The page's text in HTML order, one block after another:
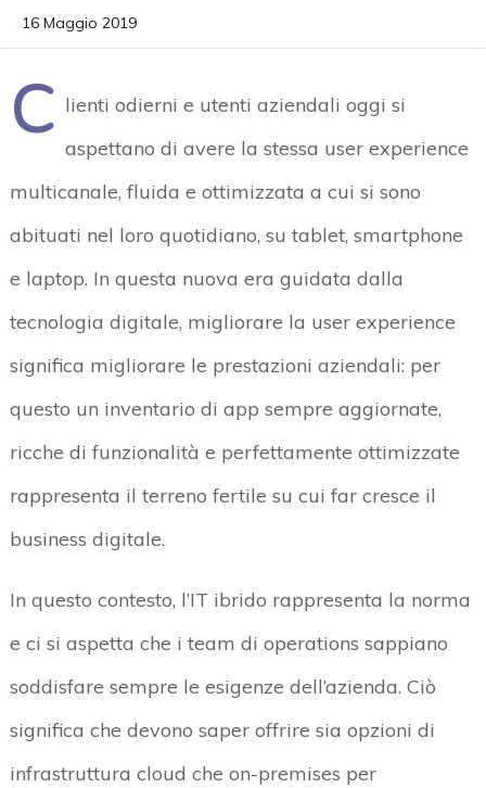
16 Maggio 2019
C lienti odierni e utenti aziendali oggi si
aspettano di avere la stessa user experience
multicanale, fluida e ottimizzata a cui si sono
abituati nel loro quotidiano, su tablet, smartphone
e laptop. In questa nuova era guidata dalla
tecnologia digitale, migliorare la user experience
significa migliorare le prestazioni aziendali: per
questo un inventario di app sempre aggiornate,
ricche di funzionalità e perfettamente ottimizzate
rappresenta il terreno fertile su cui far cresce il
business digitale.
In questo contesto, l’IT ibrido rappresenta la norma
e ci si aspetta che i team di operations sappiano
soddisfare sempre le esigenze dell’azienda. Ciò
significa che devono saper offrire sia opzioni di
infrastruttura cloud che on-premises per